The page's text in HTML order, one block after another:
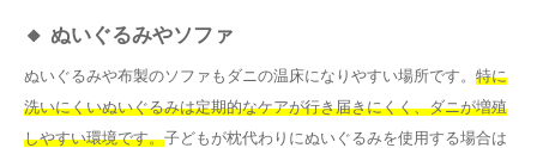
🔸 ぬいぐるみやソファ
ぬいぐるみや布製のソファもダニの温床になりやすい場所です。 特に
洗いにくいぬいぐるみは定期的なケアが行き届きにくく、ダニが増殖
しやすい環境です。子どもが枕代わりにぬいぐるみを使用する場合は